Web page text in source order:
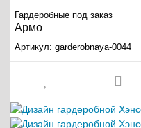
Гардеробные под заказ
Армо
Артикул: garderobnaya-0044